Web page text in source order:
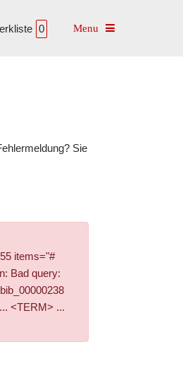
0 Toggle navigation
Sie
items="#
Bad query:
<TERM> ...